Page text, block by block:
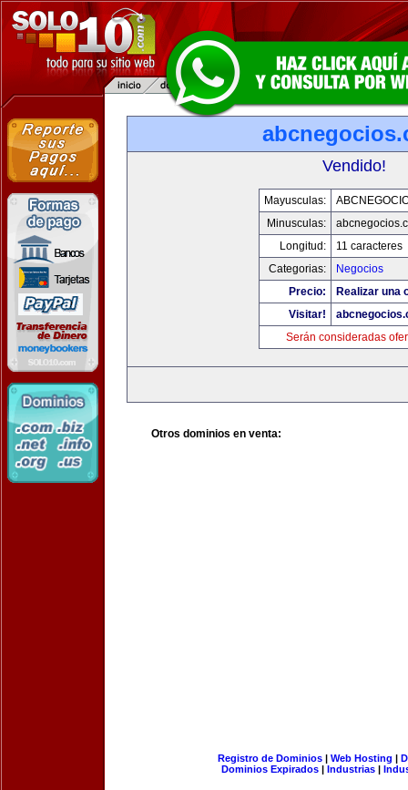
Vendido!
Mayusculas:
Minusculas:
Longitud:
11 caracteres
Categorias:
Negocios
Precio:
Realizar una
Visitar!
Serán consideradas
Otros dominios en venta:
Registro de Dominios| Web Hosting |
Dominios Expirados | Industrias |